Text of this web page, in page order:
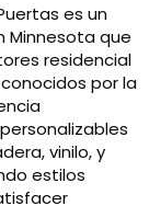
es un
Minnesota que
residencial
por la
vinilo, y
estilos